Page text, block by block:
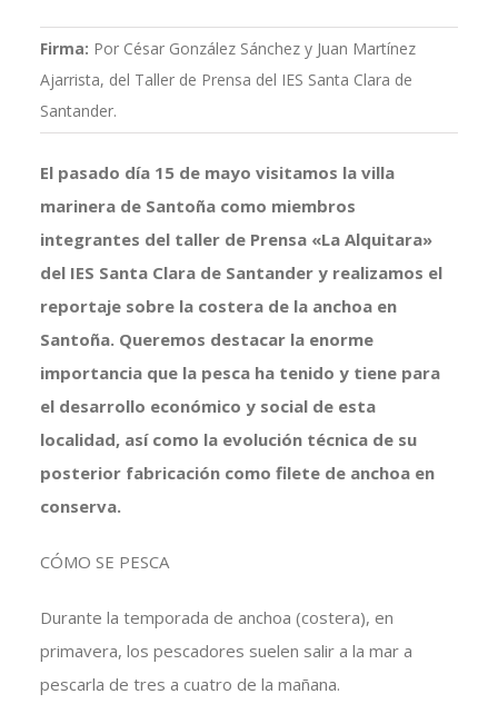
Firma: Por César González Sánchez y Juan Martínez
Ajarrista, del Taller de Prensa del IES Santa Clara de
Santander.
El pasado día 15 de mayo visitamos la villa
marinera de Santoña como miembros
integrantes del taller de Prensa «La Alquitara»
del IES Santa Clara de Santander y realizamos el
reportaje sobre la costera de la anchoa en
Santoña. Queremos destacar la enorme
importancia que la pesca ha tenido y tiene para
el desarrollo económico y social de esta
localidad, así como la evolución técnica de su
posterior fabricación como filete de anchoa en
conserva.
CÓMO SE PESCA
Durante la temporada de anchoa (costera), en
primavera, los pescadores suelen salir a la mar a
pescarla de tres a cuatro de la mañana.